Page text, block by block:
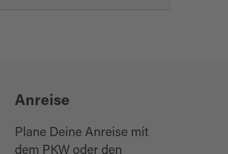
Anreise
Plane Deine Anreise mit
dem PKW oder den